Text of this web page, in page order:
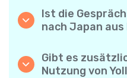
Mobiltelefone und
Japan anrufen.
Ist die
nach Japan
zuverlässige
klingen wie
Gibt es
Nutzung von